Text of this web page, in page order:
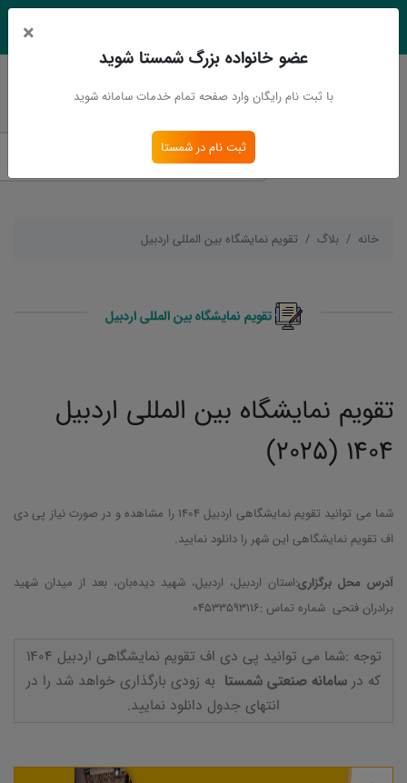
ورود
خانه بلاگ تقویم نمایشگاه بین المللی اردبیل
تقویم نمایشگاه بین المللی اردبیل
تقویم نمایشگاه بین المللی اردبیل
1404 (2025)
شما می توانید تقویم نمایشگاهی اردبیل 1404 را مشاهده و در صورت نیاز پی دی
اف تقویم نمایشگاهی این شهر را دانلود نمایید.
آدرس محل برگزاری:استان اردبیل، اردبیل، شهید دیده‌بان، بعد از میدان شهید
برادران فتحی شماره تماس :۰۴۵33593116
توجه :شما می توانید پی دی اف تقویم نمایشگاهی اردبیل 1404
که در سامانه صنعتی شمستا به زودی بارگذاری خواهد شد را در
انتهای جدول دانلود نمایید.
×
عضو خانواده بزرگ شمستا شوید
با ثبت نام رایگان وارد صفحه تمام خدمات سامانه شوید
ثبت نام در شمستا